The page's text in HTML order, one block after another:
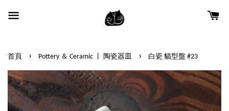
首頁 › Pottery ＆ Ceramic 丨 陶瓷器皿 › 白瓷 貓型盤 #23